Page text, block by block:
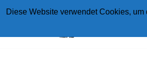
Diese Website verwendet Cookies,